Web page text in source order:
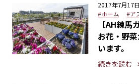
2017年7月17日
#ホーム
#ア
【AH練馬
お花・野
います。
続きを読む